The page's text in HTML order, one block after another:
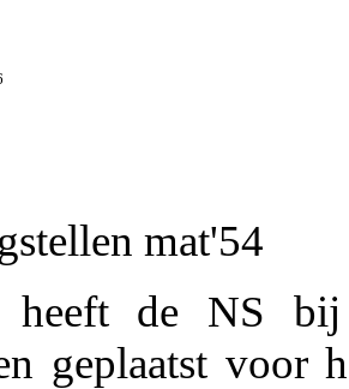
mat'54
de NS bij
geplaatst voor